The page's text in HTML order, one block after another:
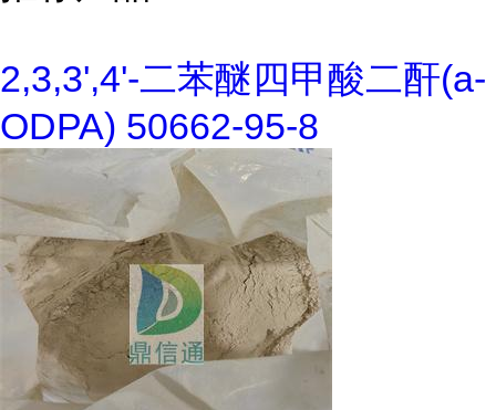
2,3,3',4'-二苯醚四甲酸二酐(a-
ODPA) 50662-95-8